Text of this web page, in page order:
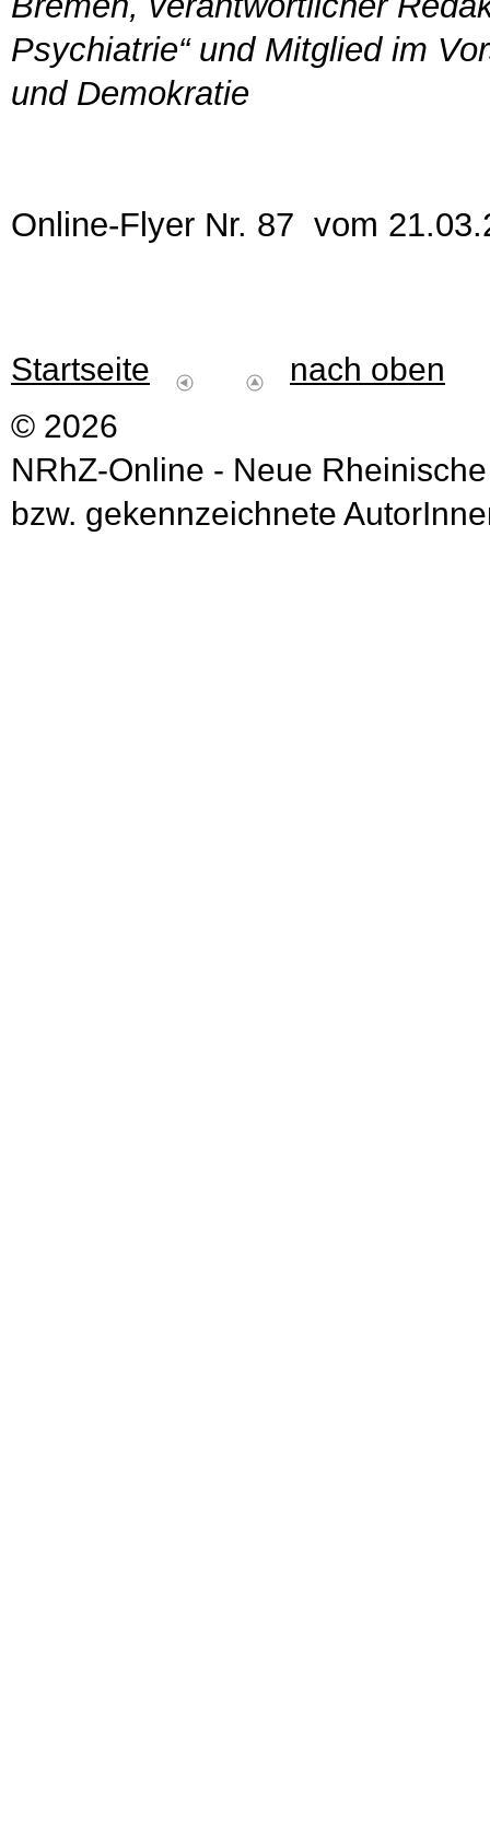
Psychiatrie“ und Mitglied im
und Demokratie
Online-Flyer Nr. 87 vom
Startseite
nach oben
© 2026
NRhZ-Online - Neue
bzw. gekennzeichnete